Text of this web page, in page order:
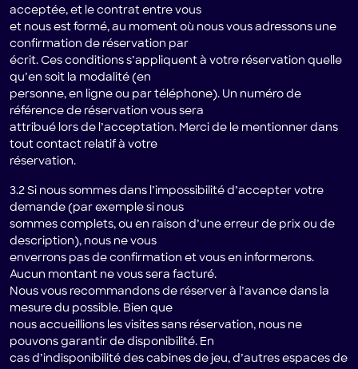
acceptée, et le contrat entre vous
et nous est formé, au moment où nous vous adressons une
confirmation de réservation par
écrit. Ces conditions s’appliquent à votre réservation quelle
qu’en soit la modalité (en
personne, en ligne ou par téléphone). Un numéro de
référence de réservation vous sera
attribué lors de l’acceptation. Merci de le mentionner dans
tout contact relatif à votre
réservation.
3.2 Si nous sommes dans l’impossibilité d’accepter votre
demande (par exemple si nous
sommes complets, ou en raison d’une erreur de prix ou de
description), nous ne vous
enverrons pas de confirmation et vous en informerons.
Aucun montant ne vous sera facturé.
Nous vous recommandons de réserver à l’avance dans la
mesure du possible. Bien que
nous accueillions les visites sans réservation, nous ne
pouvons garantir de disponibilité. En
cas d’indisponibilité des cabines de jeu, d’autres espaces de